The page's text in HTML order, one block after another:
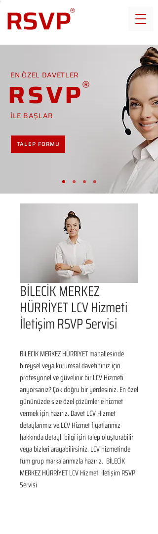
EN ÖZEL DAVETLER
RSVP
İLE BAŞLAR
TALEP FORMU
BİLECİK MERKEZ
HÜRRİYET LCV Hizmeti
İletişim RSVP Servisi
BİLECİK MERKEZ HÜRRİYET mahallesinde
bireysel veya kurumsal davetininiz için
profesyonel ve güvelinir bir LCV Hizmeti
arıyorsanız? Çok doğru bir yerdesiniz. En özel
gününüzde size özel çözümlerle hizmet
vermek için hazırız. Davet LCV Hizmet
detaylarımız ve LCV Hizmet fiyatlarımız
hakkında detaylı bilgi için talep oluşturabilir
veya bizleri arayabilirsiniz. LCV hizmetinde
tüm grup markalarımızla hazırız.  BİLECİK
MERKEZ HÜRRİYET LCV Hizmeti İletişim RSVP
Servisi